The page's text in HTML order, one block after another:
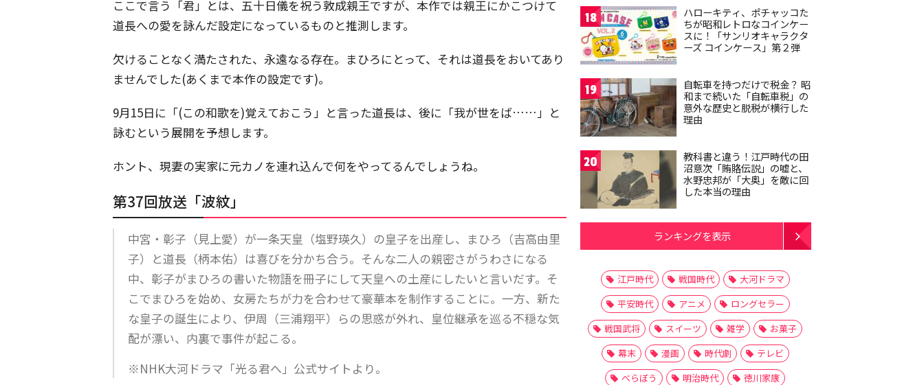
ここで言う「君」とは、五十日儀を祝う敦成親王ですが、本作では親王にかこつけて
道長への愛を詠んだ設定になっているものと推測します。
欠けることなく満たされた、永遠なる存在。まひろにとって、それは道長をおいてあり
ませんでした(あくまで本作の設定です)。
9月15日に「(この和歌を)覚えておこう」と言った道長は、後に「我が世をば……」と
詠むという展開を予想します。
ホント、現妻の実家に元カノを連れ込んで何をやってるんでしょうね。
第37回放送「波紋」
中宮・彰子（見上愛）が一条天皇（塩野瑛久）の皇子を出産し、まひろ（吉高由里
子）と道長（柄本佑）は喜びを分かち合う。そんな二人の親密さがうわさになる
中、彰子がまひろの書いた物語を冊子にして天皇への土産にしたいと言いだす。そ
こでまひろを始め、女房たちが力を合わせて豪華本を制作することに。一方、新た
な皇子の誕生により、伊周（三浦翔平）らの思惑が外れ、皇位継承を巡る不穏な気
配が漂い、内裏で事件が起こる。
※NHK大河ドラマ「光る君へ」公式サイトより。
18
ハローキティ、ポチャッコた
ちが昭和レトロなコインケー
スに！「サンリオキャラクタ
ーズ コインケース」第２弾
19
自転車を持つだけで税金？ 昭
和まで続いた「自転車税」の
意外な歴史と脱税が横行した
理由
20
教科書と違う！江戸時代の田
沼意次「賄賂伝説」の嘘と、
水野忠邦が「大奥」を敵に回
した本当の理由
ランキングを表示
江戸時代 戦国時代
大河ドラマ
平安時代
アニメ
ロングセラー
戦国武将
スイーツ 雑学
お菓子
幕末
漫画 時代劇
テレビ
べらぼう
明治時代
徳川家康